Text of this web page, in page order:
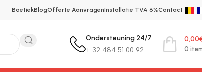
BoetiekBlogOfferte AanvragenInstallatie TVA 6%Contact
Ondersteuning 24/7
+ 32 484 51 00 92 0
0,00